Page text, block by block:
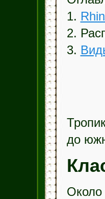
1.
2.
3.
до
Около